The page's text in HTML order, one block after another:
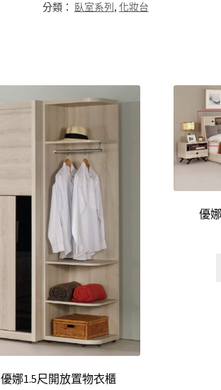
分類： 臥室系列, 化妝台
優娜1.5尺開放置物衣櫃
優